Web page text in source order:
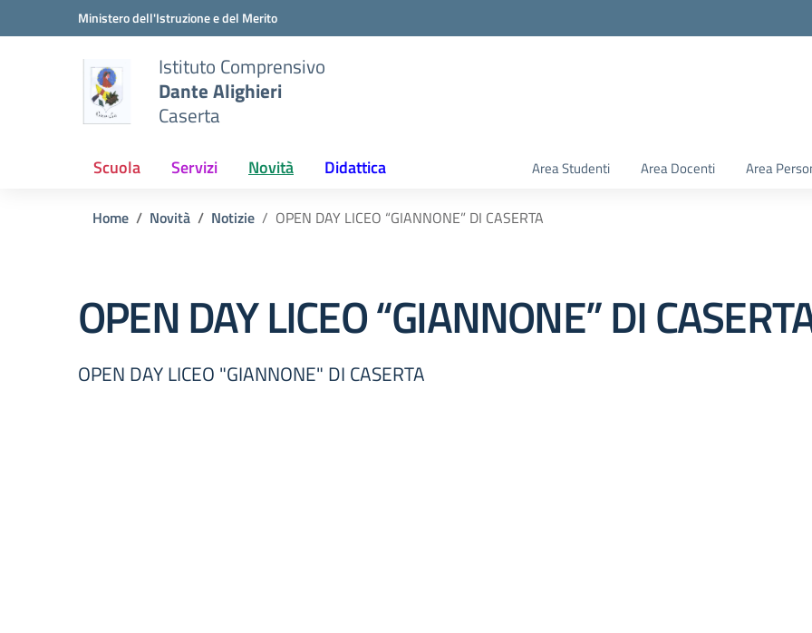
Vai ai contenuti
Vai al menu di navigazioneMinistero dell'Istruzione e del Merito
Istituto Comprensivo
Dante Alighieri
Caserta
Scuola Servizi Novità Didattica Area Studenti Area Docenti Area
Home Novità Notizie OPEN DAY LICEO “GIANNONE” DI CASERTA
OPEN DAY LICEO “GIANNONE” DI
OPEN DAY LICEO "GIANNONE" DI CASERTA